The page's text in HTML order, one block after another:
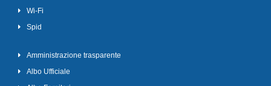
Wi-Fi
Spid
Amministrazione trasparente
Albo Ufficiale